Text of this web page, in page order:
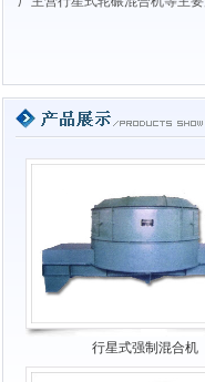
行星式强制混合机